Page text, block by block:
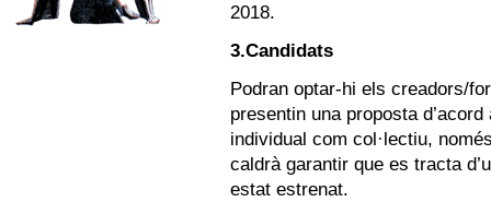
2018.
3.Candidats
Podran optar-hi els creadors/
presentin una proposta
individual com col·lectiu,
caldrà garantir que es tracta
estat estrenat.